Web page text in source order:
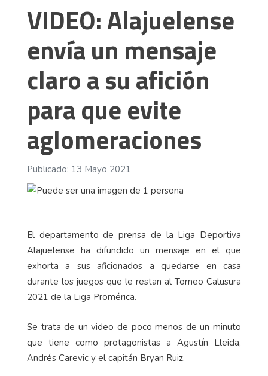
VIDEO: Alajuelense
envía un mensaje
claro a su afición
para que evite
aglomeraciones
Publicado: 13 Mayo 2021
El departamento de prensa de la Liga Deportiva
Alajuelense ha difundido un mensaje en el que
exhorta a sus aficionados a quedarse en casa
durante los juegos que le restan al Torneo Calusura
2021 de la Liga Promérica.
Se trata de un video de poco menos de un minuto
que tiene como protagonistas a Agustín Lleida,
Andrés Carevic y el capitán Bryan Ruiz.